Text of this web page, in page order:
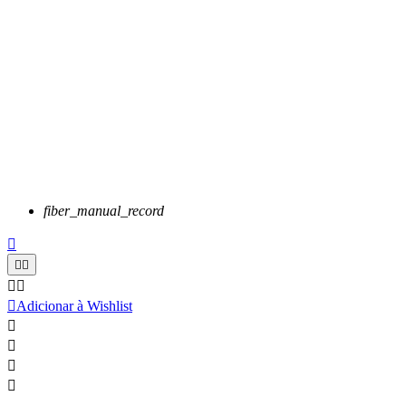
fiber_manual_record

 
 
Adicionar à Wishlist



